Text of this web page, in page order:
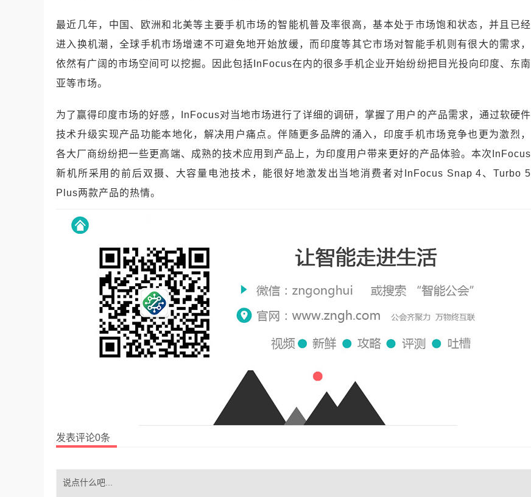
最近几年，中国、欧洲和北美等主要手机市场的智能机普及率很高，基本处于市场饱和状态，并且已经
进入换机潮，全球手机市场增速不可避免地开始放缓，而印度等其它市场对智能手机则有很大的需求，
依然有广阔的市场空间可以挖掘。因此包括InFocus在内的很多手机企业开始纷纷把目光投向印度、东南
亚等市场。
为了赢得印度市场的好感，InFocus对当地市场进行了详细的调研，掌握了用户的产品需求，通过软硬件
技术升级实现产品功能本地化，解决用户痛点。伴随更多品牌的涌入，印度手机市场竞争也更为激烈，
各大厂商纷纷把一些更高端、成熟的技术应用到产品上，为印度用户带来更好的产品体验。本次InFocus
新机所采用的前后双摄、大容量电池技术，能很好地激发出当地消费者对InFocus Snap 4、Turbo 5
Plus两款产品的热情。
发表评论0条